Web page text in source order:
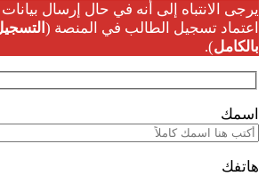
يرجى الانتباه إلى أنه في حال إرسال
اعتماد تسجيل الطالب في المنصة (
بالكامل).
اسمك
هاتفك